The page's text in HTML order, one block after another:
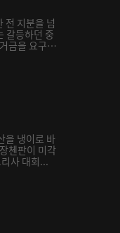
전 지분을 넘
갈등하던 중
금을 요구
을 냉이로 바
첸판이 미각
사 대회...